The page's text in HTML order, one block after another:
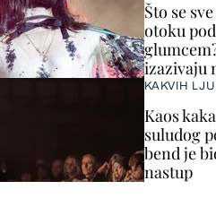
Što se
otoku
izazivaju
KAKVIH
Kaos
suludog
bend je
nastup